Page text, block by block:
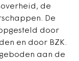
de
De
door
en door BZK.
aan de